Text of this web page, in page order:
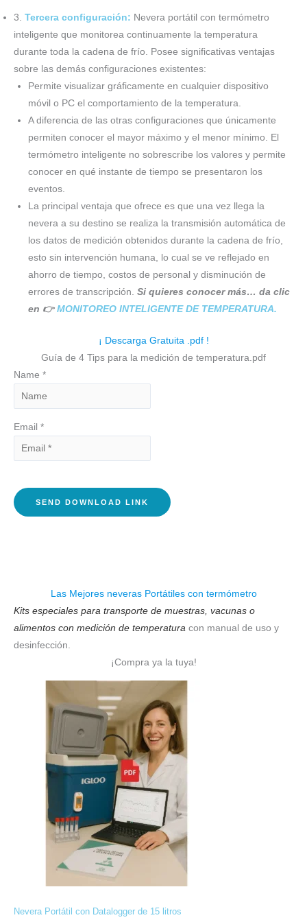
3. Tercera configuración: Nevera portátil con termómetro
inteligente que monitorea continuamente la temperatura
durante toda la cadena de frío. Posee significativas ventajas
sobre las demás configuraciones existentes:
Permite visualizar gráficamente en cualquier dispositivo
móvil o PC el comportamiento de la temperatura.
A diferencia de las otras configuraciones que únicamente
permiten conocer el mayor máximo y el menor mínimo. El
termómetro inteligente no sobrescribe los valores y permite
conocer en qué instante de tiempo se presentaron los
eventos.
La principal ventaja que ofrece es que una vez llega la
nevera a su destino se realiza la transmisión automática de
los datos de medición obtenidos durante la cadena de frío,
esto sin intervención humana, lo cual se ve reflejado en
ahorro de tiempo, costos de personal y disminución de
errores de transcripción. Si quieres conocer más… da clic
en 👉 MONITOREO INTELIGENTE DE TEMPERATURA.
¡ Descarga Gratuita .pdf !
Guía de 4 Tips para la medición de temperatura.pdf
Name *
Email *
Las Mejores neveras Portátiles con termómetro
Kits especiales para transporte de muestras, vacunas o
alimentos con medición de temperatura con manual de uso y
desinfección.
¡Compra ya la tuya!
Nevera Portátil con Datalogger de 15 litros